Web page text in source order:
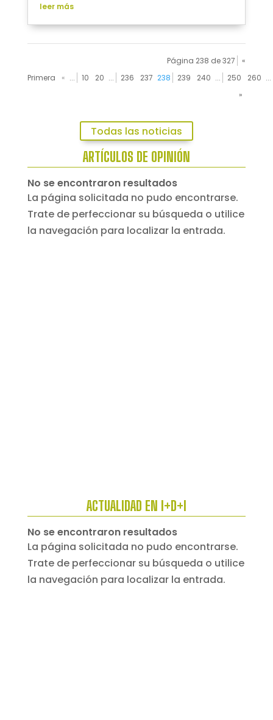
leer más
Página 238 de 327
«
Primera
« ... 10 20 ... 236 237 238 239 240 ... 250 260 ...
»
Todas las noticias
ARTÍCULOS DE OPINIÓN
No se encontraron resultados
La página solicitada no pudo encontrarse.
Trate de perfeccionar su búsqueda o utilice
la navegación para localizar la entrada.
ACTUALIDAD EN I+D+I
No se encontraron resultados
La página solicitada no pudo encontrarse.
Trate de perfeccionar su búsqueda o utilice
la navegación para localizar la entrada.